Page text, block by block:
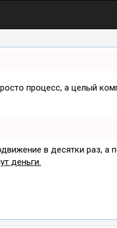
процесс, а целый
в десятки раз, а
деньги.